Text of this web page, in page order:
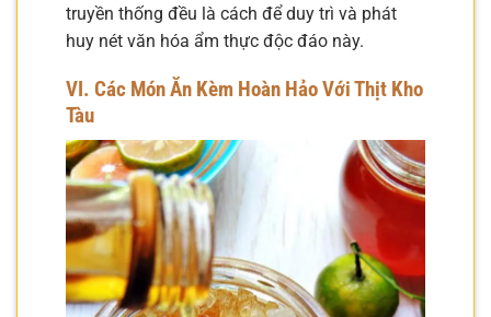
truyền thống đều là cách để duy trì và phát
huy nét văn hóa ẩm thực độc đáo này.
VI. Các Món Ăn Kèm Hoàn Hảo Với Thịt Kho
Tàu